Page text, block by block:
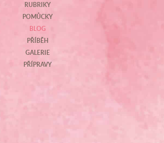
RUBRIKY
POMŮCKY
BLOG
PŘÍBĚH
GALERIE
PŘÍPRAVY